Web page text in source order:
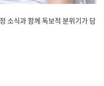
소식과 함께 독보적 분위기가 담